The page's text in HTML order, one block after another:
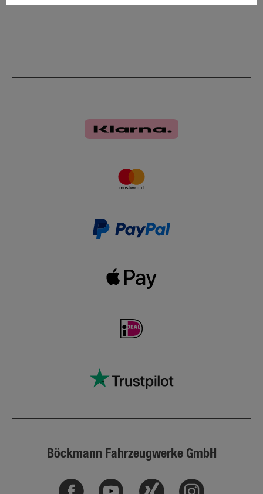
Böckmann Fahrzeugwerke GmbH
Facebook Youtube Xing Instagram